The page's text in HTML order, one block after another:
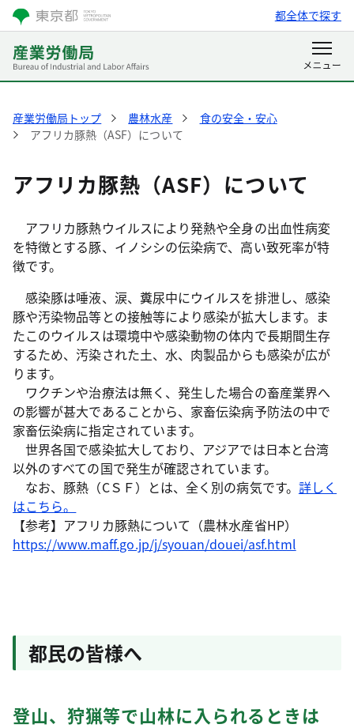
都全体で探す
産業労働局トップ 農林水産
食の安全・安心
アフリカ豚熱（ASF）について
アフリカ豚熱（ASF）について
アフリカ豚熱ウイルスにより発熱や全身の出血性病変
を特徴とする豚、イノシシの伝染病で、高い致死率が特
徴です。
感染豚は唾液、涙、糞尿中にウイルスを排泄し、感染
豚や汚染物品等との接触等により感染が拡大します。ま
たこのウイルスは環境中や感染動物の体内で長期間生存
するため、汚染された土、水、肉製品からも感染が広が
ります。
ワクチンや治療法は無く、発生した場合の畜産業界へ
の影響が甚大であることから、家畜伝染病予防法の中で
家畜伝染病に指定されています。
世界各国で感染拡大しており、アジアでは日本と台湾
以外のすべての国で発生が確認されています。
なお、豚熱（CＳＦ）とは、全く別の病気です。 詳しく
はこちら。
【参考】アフリカ豚熱について（農林水産省HP）
https://www.maff.go.jp/j/syouan/douei/asf.html
都民の皆様へ
登山、狩猟等で山林に入られるときは